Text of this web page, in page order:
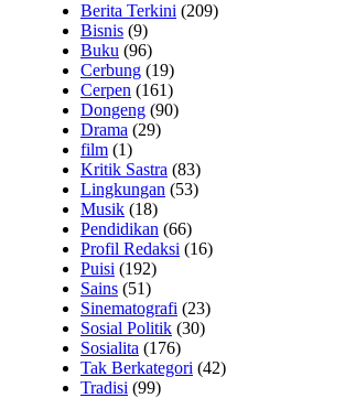
Berita Terkini (209)
Bisnis (9)
Buku (96)
Cerbung (19)
Cerpen (161)
Dongeng (90)
Drama (29)
film (1)
Kritik Sastra (83)
Lingkungan (53)
Musik (18)
Pendidikan (66)
Profil Redaksi (16)
Puisi (192)
Sains (51)
Sinematografi (23)
Sosial Politik (30)
Sosialita (176)
Tak Berkategori (42)
Tradisi (99)